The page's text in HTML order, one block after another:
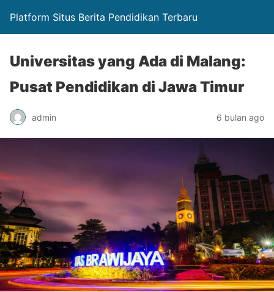
Platform Situs Berita Pendidikan Terbaru
Universitas yang Ada di Malang:
Pusat Pendidikan di Jawa Timur
admin 6 bulan ago